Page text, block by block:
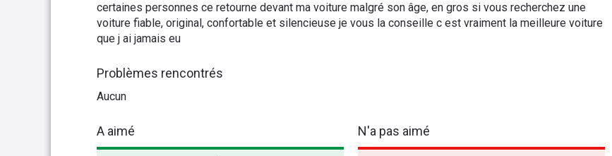
certaines personnes ce retourne devant ma voiture malgré son âge, en gros si vous recherchez une
voiture fiable, original, confortable et silencieuse je vous la conseille c est vraiment la meilleure voiture
que j ai jamais eu
Problèmes rencontrés
Aucun
A aimé N'a pas aimé